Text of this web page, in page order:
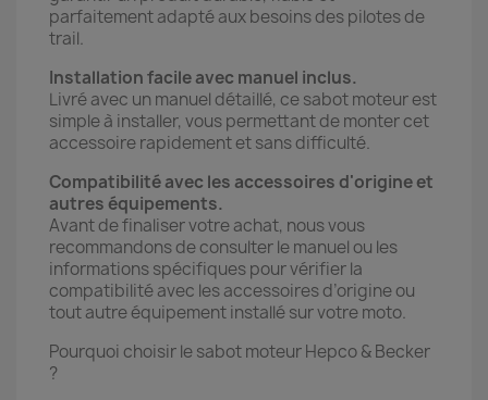
parfaitement adapté aux besoins des pilotes de
trail.
Installation facile avec manuel inclus.
Livré avec un manuel détaillé, ce sabot moteur est
simple à installer, vous permettant de monter cet
accessoire rapidement et sans difficulté.
Compatibilité avec les accessoires d'origine et
autres équipements.
Avant de finaliser votre achat, nous vous
recommandons de consulter le manuel ou les
informations spécifiques pour vérifier la
compatibilité avec les accessoires d’origine ou
tout autre équipement installé sur votre moto.
Pourquoi choisir le sabot moteur Hepco & Becker
?